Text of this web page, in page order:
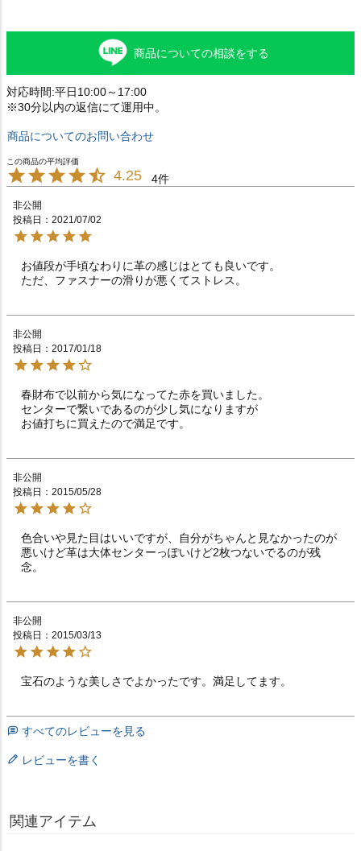
商品についての相談をする
対応時間:平日10:00～17:00
※30分以内の返信にて運用中。
商品についてのお問い合わせ
4.25 4
非公開
投稿日
2021/07/02
お値段が手頃なわりに革の感じはとても良いです。
非公開
投稿日
2017/01/18
春財布で以前から気になってた赤を買いました。
センターで繋いであるのが少し気になりますが
非公開
投稿日
2015/05/28
色合いや見た目はいいですが、自分がちゃんと見なかったのが
悪いけど革は大体センターっぽいけど2枚つないでるのが残
念。
非公開
投稿日
2015/03/13
宝石のような美しさでよかったです。満足してます。
すべてのレビューを見る
レビューを書く
関連アイテム